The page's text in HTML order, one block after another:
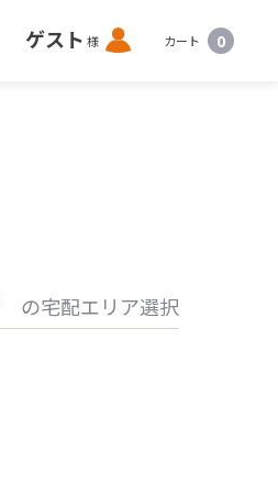
ゲスト 様 ロ
グ
カート 0
の宅配エリア選択